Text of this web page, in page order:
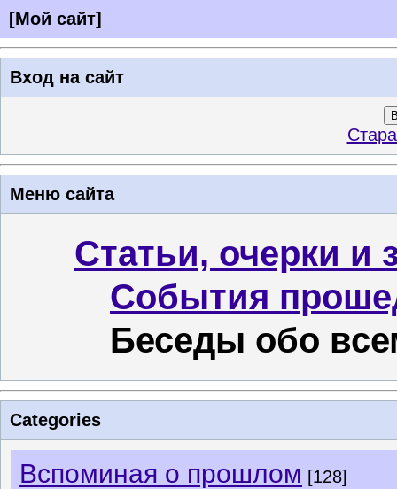
[Мой сайт]
Вход на сайт
Меню сайта
Статьи, очерки и
События
Беседы обо
Categories
Вспоминая о прошлом [128]